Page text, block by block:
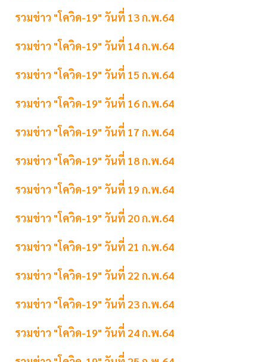
รวมข่าว "โควิด-19" วันที่ 13 ก.พ.64
รวมข่าว "โควิด-19" วันที่ 14 ก.พ.64
รวมข่าว "โควิด-19" วันที่ 15 ก.พ.64
รวมข่าว "โควิด-19" วันที่ 16 ก.พ.64
รวมข่าว "โควิด-19" วันที่ 17 ก.พ.64
รวมข่าว "โควิด-19" วันที่ 18 ก.พ.64
รวมข่าว "โควิด-19" วันที่ 19 ก.พ.64
รวมข่าว "โควิด-19" วันที่ 20 ก.พ.64
รวมข่าว "โควิด-19" วันที่ 21 ก.พ.64
รวมข่าว "โควิด-19" วันที่ 22 ก.พ.64
รวมข่าว "โควิด-19" วันที่ 23 ก.พ.64
รวมข่าว "โควิด-19" วันที่ 24 ก.พ.64